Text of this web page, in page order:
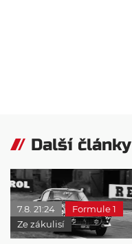
Další články
7.8. 21:24
Formule 1
Ze zákulisí